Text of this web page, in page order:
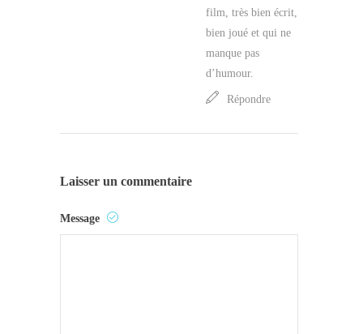
film, très bien écrit,
bien joué et qui ne
manque pas
d’humour.
Répondre
Laisser un commentaire
Message